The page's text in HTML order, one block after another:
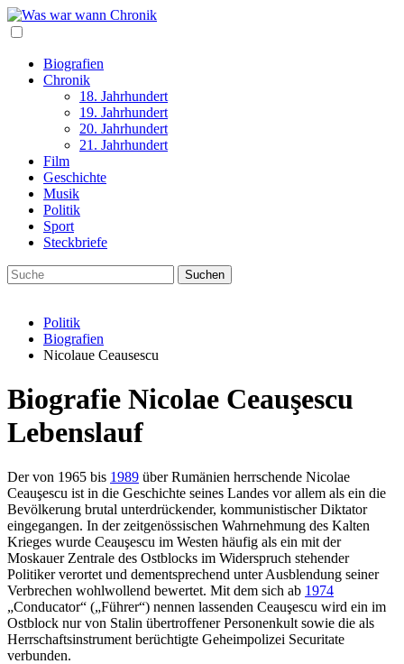
Biografien
Chronik
18. Jahrhundert
19. Jahrhundert
20. Jahrhundert
21. Jahrhundert
Film
Geschichte
Musik
Politik
Sport
Steckbriefe
Politik
Biografien
Nicolaue Ceausescu
Biografie Nicolae Ceauşescu
Lebenslauf
Der von 1965 bis 1989 über Rumänien herrschende Nicolae
Ceauşescu ist in die Geschichte seines Landes vor allem als ein die
Bevölkerung brutal unterdrückender, kommunistischer Diktator
eingegangen. In der zeitgenössischen Wahrnehmung des Kalten
Krieges wurde Ceauşescu im Westen häufig als ein mit der
Moskauer Zentrale des Ostblocks im Widerspruch stehender
Politiker verortet und dementsprechend unter Ausblendung seiner
Verbrechen wohlwollend bewertet. Mit dem sich ab 1974
„Conducator“ („Führer“) nennen lassenden Ceauşescu wird ein im
Ostblock nur von Stalin übertroffener Personenkult sowie die als
Herrschaftsinstrument berüchtigte Geheimpolizei Securitate
verbunden.